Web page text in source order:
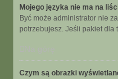
Mojego języka nie ma na
Być może administrator nie
potrzebujesz. Jeśli pakiet dla
Czym są obrazki